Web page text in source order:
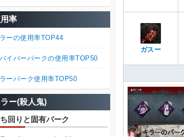
ガスー
率
ーの使用率TOP44
イバーパークの使用率TOP50
ーパーク使用率TOP50
ー(殺人鬼)
回りと固有パーク